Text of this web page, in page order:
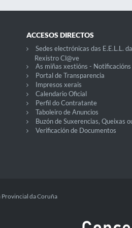
ACCESOS DIRECTOS
Sedes electrónicas das E.E.L.L.
Rexistro Cl@ve
As miñas xestións - Notificacións
Portal de Transparencia
Impresos xerais
Calendario Oficial
Perfil do Contratante
Taboleiro de Anuncios
Buzón de Suxerencias, Queixas
Verificación de Documentos
da Coruña